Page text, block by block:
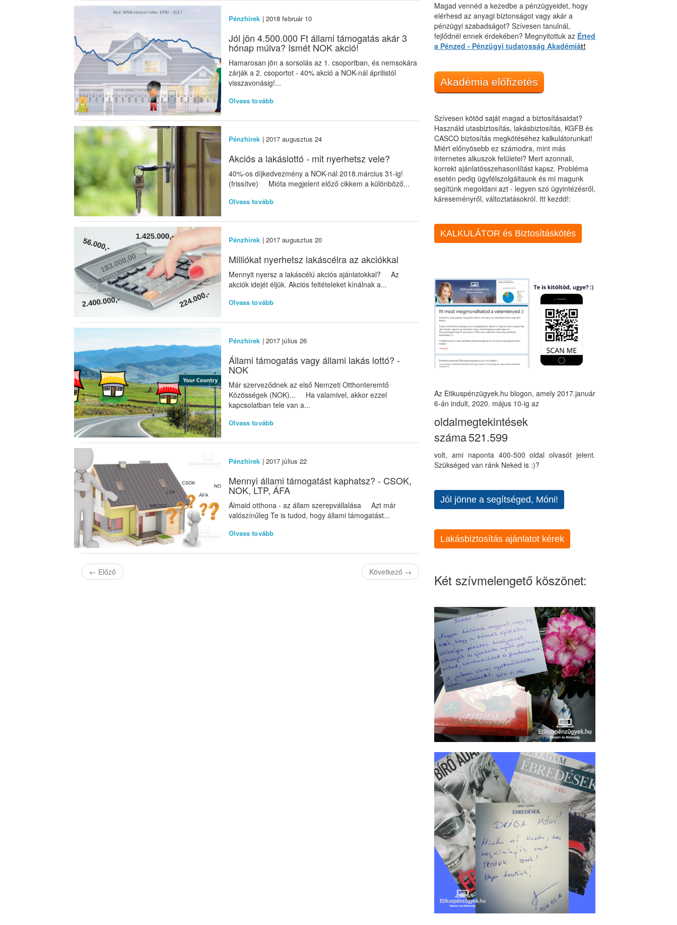
Pénzhírek | 2018 február 10
Jól jön 4.500.000 Ft állami támogatás akár 3
hónap múlva? Ismét NOK akció!
Hamarosan jön a sorsolás az 1. csoportban, és nemsokára
zárják a 2. csoportot - 40% akció a NOK-nál áprilistól
visszavonásig!...
Olvass tovább
Pénzhírek | 2017 augusztus 24
Akciós a lakáslottó - mit nyerhetsz vele?
40%-os díjkedvezmény a NOK-nál 2018.március 31-ig!
(frissítve) Mióta megjelent előző cikkem a különböző...
Olvass tovább
Pénzhírek | 2017 augusztus 20
Milliókat nyerhetsz lakáscélra az akciókkal
Mennyit nyersz a lakáscélú akciós ajánlatokkal? Az
akciók idejét éljük. Akciós feltételeket kínálnak a...
Olvass tovább
Pénzhírek | 2017 július 26
Állami támogatás vagy állami lakás lottó? -
NOK
Már szerveződnek az első Nemzeti Otthonteremtő
Közösségek (NOK)... Ha valamivel, akkor ezzel
kapcsolatban tele van a...
Olvass tovább
Pénzhírek | 2017 július 22
Mennyi állami támogatást kaphatsz? - CSOK,
NOK, LTP, ÁFA
Álmaid otthona - az állam szerepvállalása Azt már
valószínűleg Te is tudod, hogy állami támogatást...
Olvass tovább
← Előző Következő →
Magad vennéd a kezedbe a pénzügyeidet, hogy
elérhesd az anyagi biztonságot vagy akár a
pénzügyi szabadságot? Szívesen tanulnál,
fejlődnél ennek érdekében? Megnyitottuk az Érted
a Pénzed - Pénzügyi tudatosság Akadémiát!
Akadémia előfizetés
Szívesen kötöd saját magad a biztosításaidat?
Használd utasbiztosítás, lakásbiztosítás, KGFB és
CASCO biztosítás megkötéséhez kalkulátorunkat!
Miért előnyösebb ez számodra, mint más
internetes alkuszok felületei? Mert azonnali,
korrekt ajánlatösszehasonlítást kapsz. Probléma
esetén pedig ügyfélszolgáltaunk és mi magunk
segítünk megoldani azt - legyen szó ügyintézésről,
káreseményről, változtatásokról. Itt kezdd!:
KALKULÁTOR és Biztosításkötés
Az Etikuspénzügyek.hu blogon, amely 2017.január
6-án indult, 2020. május 10-ig az
oldalmegtekintések
száma521.599
volt, ami naponta 400-500 oldal olvasót jelent.
Szükséged van ránk Neked is :)?
Jól jönne a segítséged, Móni!
Lakásbiztosítás ajánlatot kérek
Két szívmelengető köszönet: